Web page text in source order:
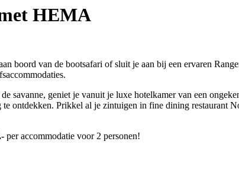
HEMA
boord van de bootsafari of sluit je aan bij een ervaren
savanne, geniet je vanuit je luxe hotelkamer van een
ontdekken. Prikkel al je zintuigen in fine dining restaurant
per accommodatie voor 2 personen!